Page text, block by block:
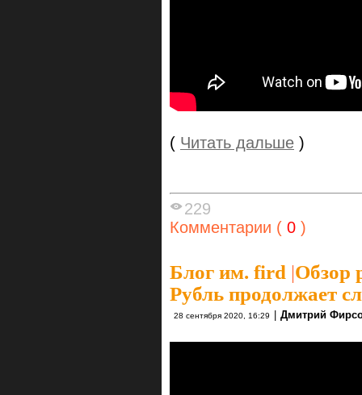
( Читать дальше )
229
Комментарии ( 0 )
Блог им. fird |Обзор
Рубль продолжает
28 сентября 2020, 16:29 Дмитрий